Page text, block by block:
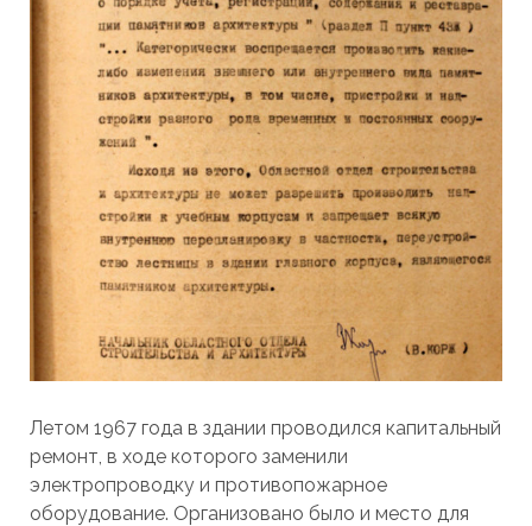
Летом 1967 года в здании проводился капитальный
ремонт, в ходе которого заменили
электропроводку и противопожарное
оборудование. Организовано было и место для